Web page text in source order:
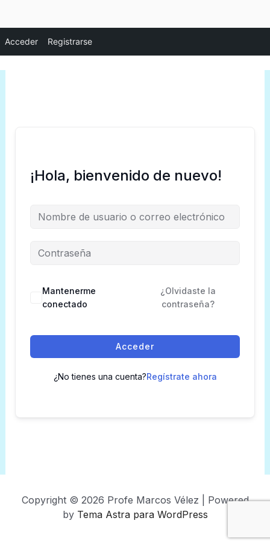
Acceder Registrarse
¡Hola, bienvenido de nuevo!
Mantenerme
conectado
¿Olvidaste la
contraseña?
Acceder
¿No tienes una cuenta?Regístrate ahora
Copyright © 2026 Profe Marcos Vélez | Powered
by Tema Astra para WordPress